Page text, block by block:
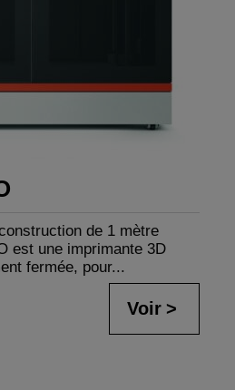
de 1 mètre
est une imprimante 3D
fermée, pour...
Voir